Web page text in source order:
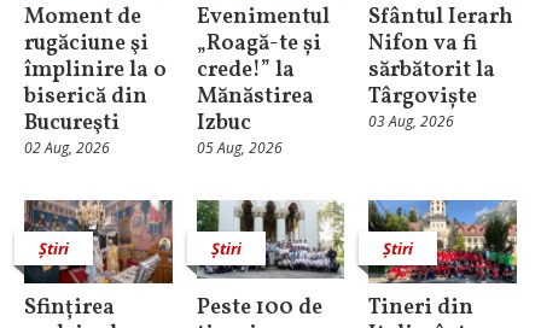
Moment de
rugăciune şi
împlinire la o
biserică din
Bucureşti
02 Aug, 2026
Evenimentul
„Roagă-te și
crede!” la
Mănăstirea
Izbuc
05 Aug, 2026
Sfântul Ierarh
Nifon va fi
sărbătorit la
Târgoviște
03 Aug, 2026
Știri
Sfințirea
Știri
Peste 100 de
Știri
Tineri din